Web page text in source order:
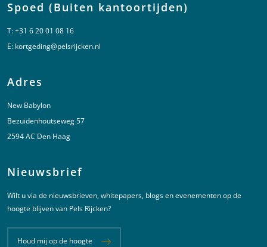
Spoed (Buiten kantoortijden)
T:+31 6 20 01 08 16
E: kortgeding@pelsrijcken.nl
Adres
New Babylon
Bezuidenhoutseweg 57
2594 AC Den Haag
Nieuwsbrief
Wilt u via de nieuwsbrieven, whitepapers, blogs en evenementen op de
hoogte blijven van Pels Rijcken?
Houd mij op de hoogte